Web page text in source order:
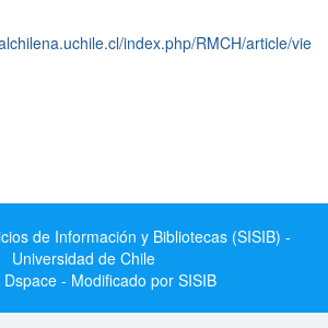
index.php/RMCH/article/vie
de Información y Bibliotecas (SISIB) -
Universidad de Chile
- Modificado por SISIB